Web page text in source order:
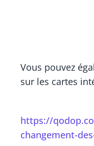
Vous pouvez
sur les cartes
https://
changement-